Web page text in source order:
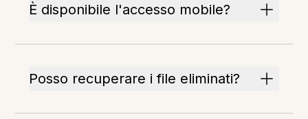
È disponibile l'accesso mobile?
Posso recuperare i file eliminati?